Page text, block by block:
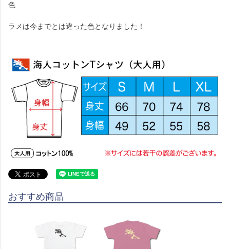
色
ラメは今までとは違った色となりました！
おすすめ商品